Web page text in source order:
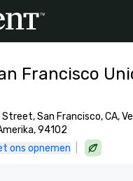
Francisco
San Francisco, CA,
94102
ons opnemen